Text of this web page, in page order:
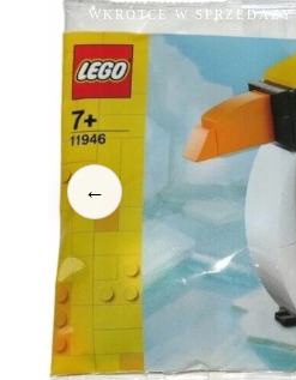
WKRÓTCE W SPRZEDAŻY
←